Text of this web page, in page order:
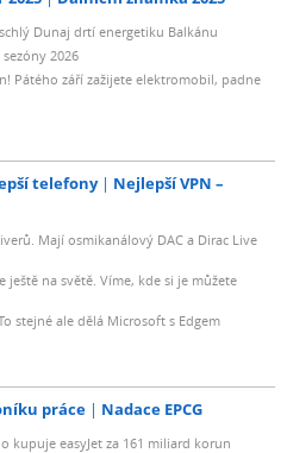
Dunaj drtí energetiku Balkánu
2026
Pátého září zažijete elektromobil, padne
telefony
Nejlepší VPN –
Mají osmikanálový DAC a Dirac Live
na světě. Víme, kde si je můžete
stejné ale dělá Microsoft s Edgem
práce Nadace EPCG
kupuje easyJet za 161 miliard korun